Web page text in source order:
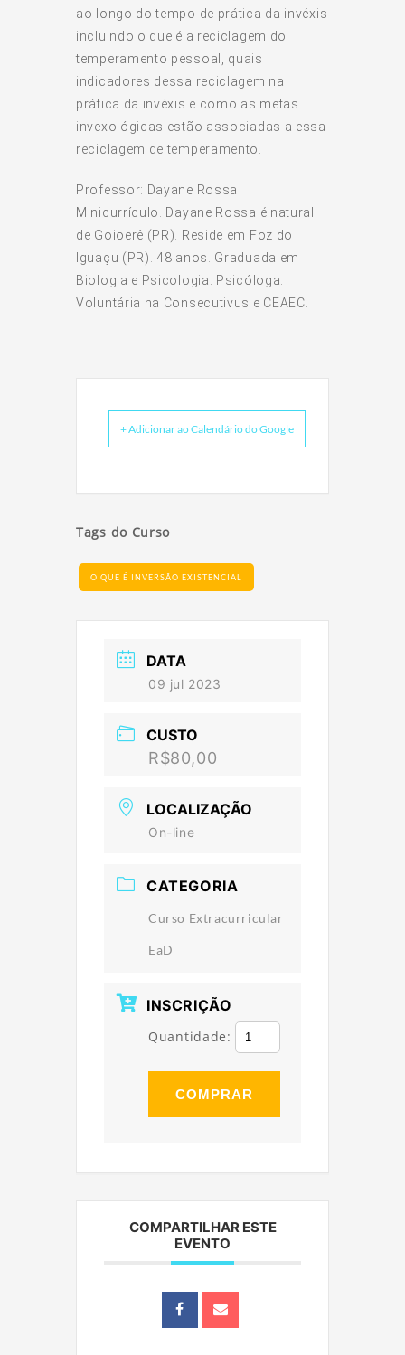
ao longo do tempo de prática da invéxis
incluindo o que é a reciclagem do
temperamento pessoal, quais
indicadores dessa reciclagem na
prática da invéxis e como as metas
invexológicas estão associadas a essa
reciclagem de temperamento.
Professor: Dayane Rossa
Minicurrículo. Dayane Rossa é natural
de Goioerê (PR). Reside em Foz do
Iguaçu (PR). 48 anos. Graduada em
Biologia e Psicologia. Psicóloga.
Voluntária na Consecutivus e CEAEC.
+ Adicionar ao Calendário do Google
Tags do Curso
O QUE É INVERSÃO EXISTENCIAL
DATA
09 jul 2023
CUSTO
R$80,00
LOCALIZAÇÃO
On-line
CATEGORIA
Curso Extracurricular
EaD
INSCRIÇÃO
Quantidade:
COMPRAR
COMPARTILHAR ESTE
EVENTO